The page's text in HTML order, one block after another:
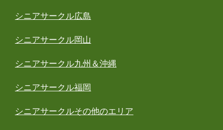
シニアサークル広島
シニアサークル岡山
シニアサークル九州＆沖縄
シニアサークル福岡
シニアサークルその他のエリア